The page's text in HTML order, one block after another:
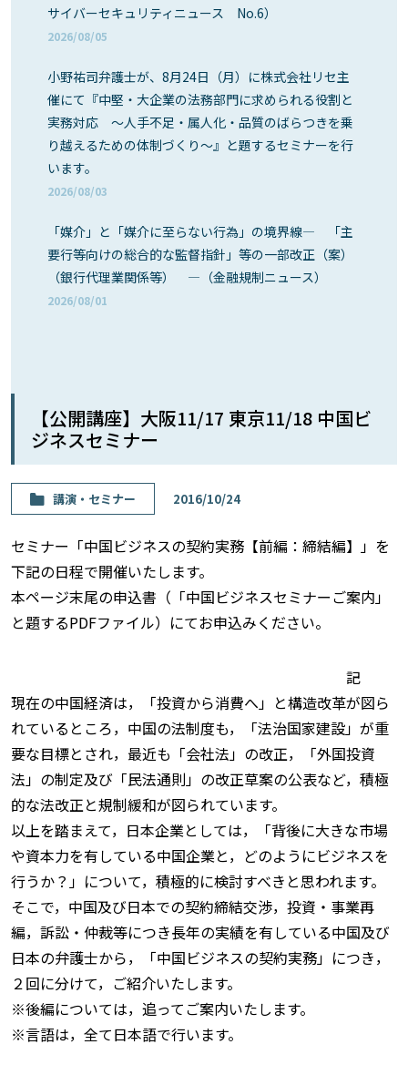
サイバーセキュリティニュース No.6）
2026/08/05
小野祐司弁護士が、8月24日（月）に株式会社リセ主
催にて『中堅・大企業の法務部門に求められる役割と
実務対応 ～人手不足・属人化・品質のばらつきを乗
り越えるための体制づくり～』と題するセミナーを行
います。
2026/08/03
「媒介」と「媒介に至らない行為」の境界線― 「主
要行等向けの総合的な監督指針」等の一部改正（案）
（銀行代理業関係等） ―（金融規制ニュース）
2026/08/01
【公開講座】大阪11/17 東京11/18 中国ビ
ジネスセミナー
講演・セミナー 2016/10/24
セミナー「中国ビジネスの契約実務【前編：締結編】」を
下記の日程で開催いたします。
本ページ末尾の申込書（「中国ビジネスセミナーご案内」
と題するPDFファイル）にてお申込みください。
記
現在の中国経済は，「投資から消費へ」と構造改革が図ら
れているところ，中国の法制度も，「法治国家建設」が重
要な目標とされ，最近も「会社法」の改正，「外国投資
法」の制定及び「民法通則」の改正草案の公表など，積極
的な法改正と規制緩和が図られています。
以上を踏まえて，日本企業としては，「背後に大きな市場
や資本力を有している中国企業と，どのようにビジネスを
行うか？」について，積極的に検討すべきと思われます。
そこで，中国及び日本での契約締結交渉，投資・事業再
編，訴訟・仲裁等につき長年の実績を有している中国及び
日本の弁護士から，「中国ビジネスの契約実務」につき，
２回に分けて，ご紹介いたします。
※後編については，追ってご案内いたします。
※言語は，全て日本語で行います。